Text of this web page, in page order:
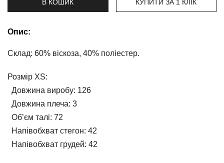
Жіночі
сумки
Туніки та
комбінезони
Спідниці
В КОШИК КУПИТИ ЗА 1 КЛIК
Опис:
Склад: 60% віскоза, 40% поліестер.
Розмір XS:
Довжина виробу: 126
Довжина плеча: 3
Об’єм талі: 72
Напівобхват стегон: 42
Напівобхват грудей: 42